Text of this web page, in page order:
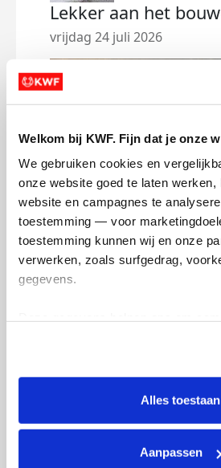
Welkom bij KWF. Fijn dat je onze
We gebruiken cookies en
onze website goed te laten
website en campagnes te
toestemming — voor
toestemming kunnen wij en onze
verwerken, zoals surfgedrag,
gegevens.
tonen. Je kunt je toestemming op
intrekken via Cookie instellingen
lijst met cookies is te vinden in het
Alles toestaan
Aanpassen
Lekker aan het
vrijdag 24 juli 2026
Elke week komen er weer
voel ik dat de basis steeds